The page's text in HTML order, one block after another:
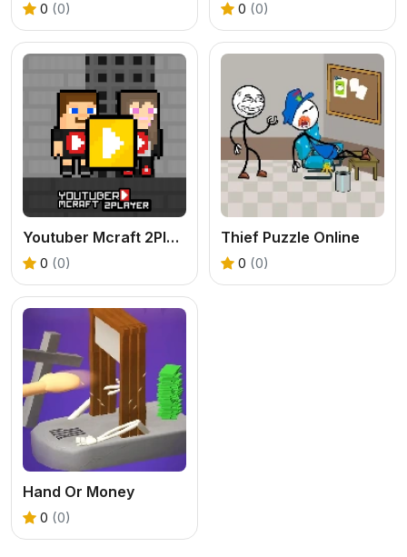
0 (0) 0 (0)
Youtuber Mcraft 2Player
0 (0)
Thief Puzzle Online
0 (0)
Hand Or Money
0 (0)